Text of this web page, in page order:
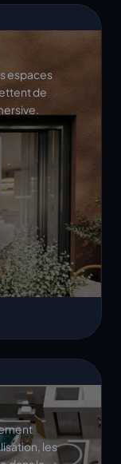
espaces
de
les